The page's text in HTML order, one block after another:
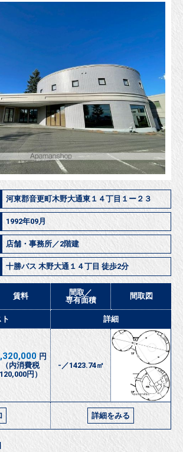
河東郡音更町木野大通東１４丁目１ー２３
1992年09月
店舗・事務所／2階建
十勝バス 木野大通１４丁目 徒歩2分
賃料
間取／
専有面積
間取図
詳細
円
（内消費税
120,000円）
-／1423.74㎡
詳細をみる